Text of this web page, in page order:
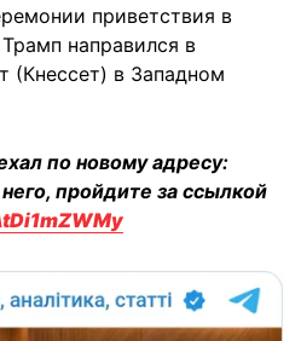
приветствия в
направился в
(Кнессет) в Западном
по новому адресу:
пройдите за ссылкой